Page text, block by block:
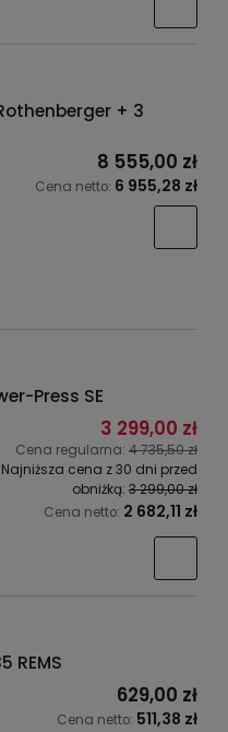
+ 3
8 555,00 zł
Cena netto: 6 955,28 zł
Press SE
3 299,00 zł
Cena regularna: 4 735,50 zł
Najniższa cena z 30 dni przed
obniżką: 3 299,00 zł
Cena netto: 2 682,11 zł
REMS
629,00 zł
Cena netto: 511,38 zł